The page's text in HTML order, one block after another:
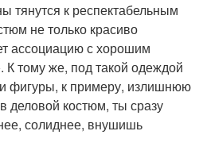
тянутся к респектабельным
не только красиво
ассоциацию с хорошим
тому же, под такой одеждой
фигуры, к примеру, излишнюю
деловой костюм, ты сразу
солиднее, внушишь